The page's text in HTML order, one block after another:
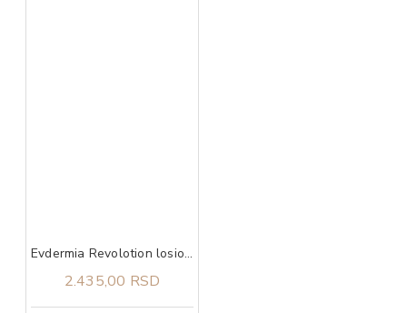
Evdermia Revolotion losion za negu vlasišta i kose 60 ml
2.435,00 RSD